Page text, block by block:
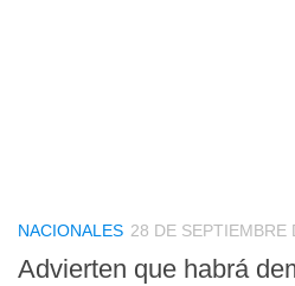
NACIONALES 28 DE SEPTIEMBRE
Advierten que habrá